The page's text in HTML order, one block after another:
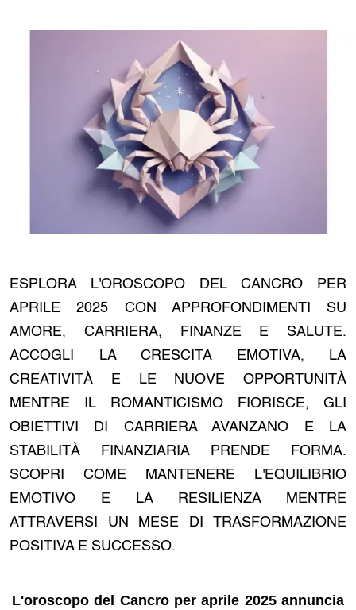
ESPLORA L'OROSCOPO DEL CANCRO PER
APRILE 2025 CON APPROFONDIMENTI SU
AMORE, CARRIERA, FINANZE E SALUTE.
ACCOGLI LA CRESCITA EMOTIVA, LA
CREATIVITÀ E LE NUOVE OPPORTUNITÀ
MENTRE IL ROMANTICISMO FIORISCE, GLI
OBIETTIVI DI CARRIERA AVANZANO E LA
STABILITÀ FINANZIARIA PRENDE FORMA.
SCOPRI COME MANTENERE L'EQUILIBRIO
EMOTIVO E LA RESILIENZA MENTRE
ATTRAVERSI UN MESE DI TRASFORMAZIONE
POSITIVA E SUCCESSO.
L'oroscopo del Cancro per aprile 2025 annuncia